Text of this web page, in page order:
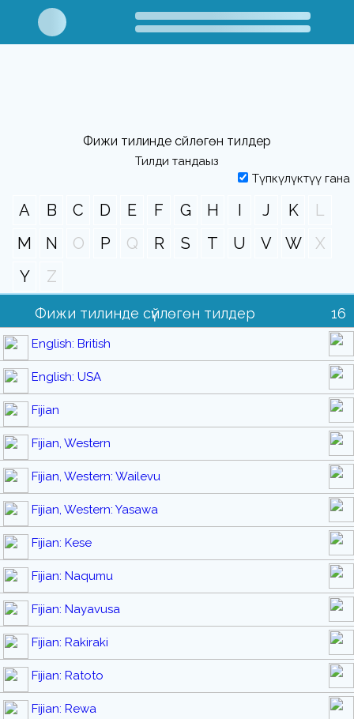
Фижи тилинде сүйлөгөн тилдер
Тилди тандаңыз
Түпкүлүктүү гана
A B C D E F G H I J K
L
M
N O P Q R S T U V W
X
Y
Z
Фижи тилинде сүйлөгөн тилдер 16
English: British
English: USA
Fijian
Fijian, Western
Fijian, Western: Wailevu
Fijian, Western: Yasawa
Fijian: Kese
Fijian: Naqumu
Fijian: Nayavusa
Fijian: Rakiraki
Fijian: Ratoto
Fijian: Rewa